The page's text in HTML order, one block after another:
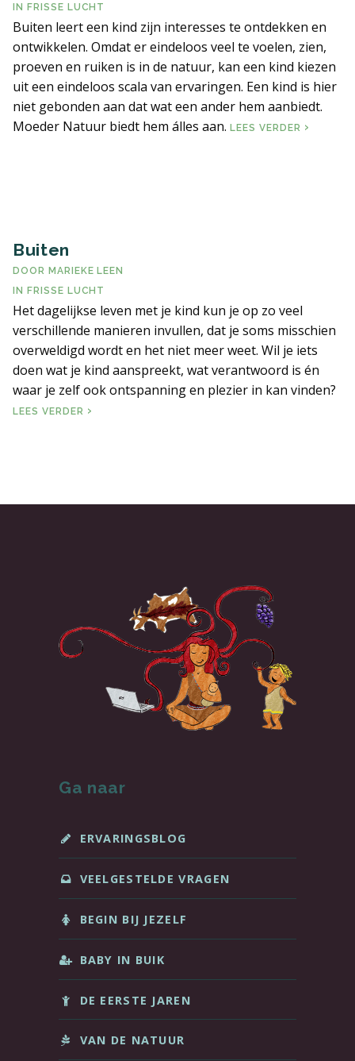
IN FRISSE LUCHT
Buiten leert een kind zijn interesses te ontdekken en
ontwikkelen. Omdat er eindeloos veel te voelen, zien,
proeven en ruiken is in de natuur, kan een kind kiezen
uit een eindeloos scala van ervaringen. Een kind is hier
niet gebonden aan dat wat een ander hem aanbiedt.
Moeder Natuur biedt hem álles aan. LEES VERDER WAT
Buiten
DOOR MARIEKE LEEN
IN
FRISSE LUCHT
Het dagelijkse leven met je kind kun je op zo veel
verschillende manieren invullen, dat je soms misschien
overweldigd wordt en het niet meer weet. Wil je iets
doen wat je kind aanspreekt, wat verantwoord is én
waar je zelf ook ontspanning en plezier in kan vinden?
LEES VERDER BUITEN
Ga naar
ERVARINGSBLOG
VEELGESTELDE VRAGEN
BEGIN BIJ JEZELF
BABY IN BUIK
DE EERSTE JAREN
VAN DE NATUUR